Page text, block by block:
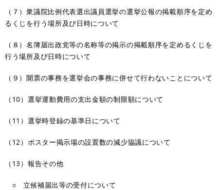
（７）衆議院比例代表選出議員選挙の選挙公報の掲載順序を定め
るくじを行う場所及び日時について
（８）名簿届出政党等の名称等の掲示の掲載順序を定めるくじを
行う場所及び日時について
（９）開票の事務を選挙会の事務に併せて行わないことについて
（10）選挙運動費用の支出金額の制限額について
（11）選挙時登録の基準日について
（12）ポスター掲示場の設置数の減少協議について
（13）報告その他
○ 立候補届出等の受付について